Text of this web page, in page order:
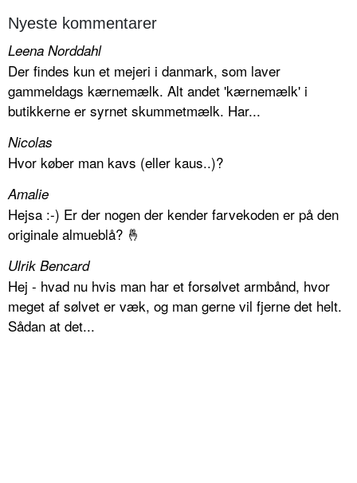
Nyeste kommentarer
Leena Norddahl
Der findes kun et mejeri i danmark, som laver
gammeldags kærnemælk. Alt andet 'kærnemælk' i
butikkerne er syrnet skummetmælk. Har...
Nicolas
Hvor køber man kavs (eller kaus..)?
Amalie
Hejsa :-) Er der nogen der kender farvekoden er på den
originale almueblå? 🤞
Ulrik Bencard
Hej - hvad nu hvis man har et forsølvet armbånd, hvor
meget af sølvet er væk, og man gerne vil fjerne det helt.
Sådan at det...